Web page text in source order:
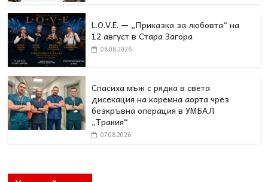
L.O.V.E. — „Приказка за любовта“ на
12 август в Стара Загора
08.08.2026
Спасиха мъж с рядка в света
дисекация на коремна аорта чрез
безкръвна операция в УМБАЛ
„Тракия“
07.08.2026